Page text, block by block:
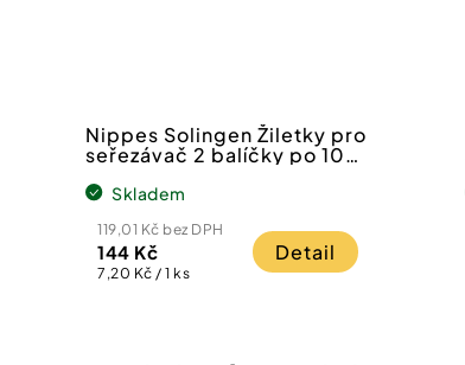
Nippes Solingen Žiletky pro
seřezávač 2 balíčky po 10
Skladem
119,01 Kč bez DPH
144 Kč
Měrná
7,20 Kč / 1 ks
Detail